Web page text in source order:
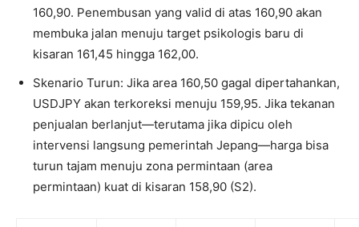
160,90. Penembusan yang valid di atas 160,90 akan
membuka jalan menuju target psikologis baru di
kisaran 161,45 hingga 162,00.
Skenario Turun: Jika area 160,50 gagal dipertahankan,
USDJPY akan terkoreksi menuju 159,95. Jika tekanan
penjualan berlanjut—terutama jika dipicu oleh
intervensi langsung pemerintah Jepang—harga bisa
turun tajam menuju zona permintaan (area
permintaan) kuat di kisaran 158,90 (S2).